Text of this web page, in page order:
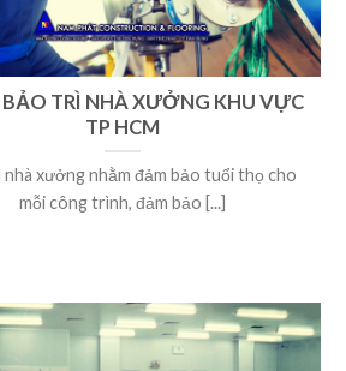
TRÌ NHÀ XƯỞNG KHU VỰC
TP HCM
xưởng nhằm đảm bảo tuổi thọ cho
mỗi công trình, đảm bảo [...]